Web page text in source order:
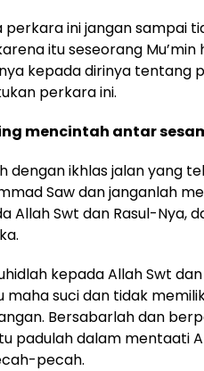
perkara ini jangan sampai
itu seseorang
kepada dirinya tentang
perkara ini.
mencintah antar
dengan ikhlas jalan yang
Saw dan janganlah
Allah Swt dan Rasul-Nya,
kepada Allah Swt
maha suci dan tidak
Bersabarlah dan
padulah dalam mentaati
pecah.